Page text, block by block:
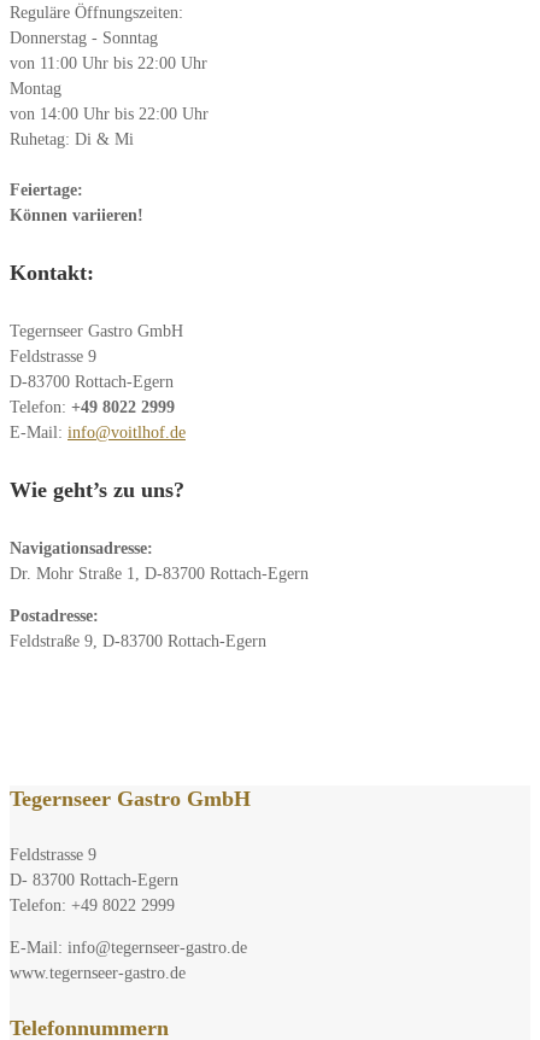
Reguläre Öffnungszeiten:
Donnerstag - Sonntag
von 11:00 Uhr bis 22:00 Uhr
Montag
von 14:00 Uhr bis 22:00 Uhr
Ruhetag: Di & Mi
Feiertage:
Können variieren!
Kontakt:
Tegernseer Gastro GmbH
Feldstrasse 9
D-83700 Rottach-Egern
Telefon: +49 8022 2999
E-Mail: info@voitlhof.de
Wie geht’s zu uns?
Navigationsadresse:
Dr. Mohr Straße 1, D-83700 Rottach-Egern
Postadresse:
Feldstraße 9, D-83700 Rottach-Egern
Tegernseer Gastro GmbH
Feldstrasse 9
D- 83700 Rottach-Egern
Telefon: +49 8022 2999
E-Mail: info@tegernseer-gastro.de
www.tegernseer-gastro.de
Telefonnummern